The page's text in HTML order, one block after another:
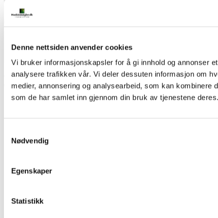
Denne nettsiden anvender cookies
Vi bruker informasjonskapsler for å gi innhold og annonser
analysere trafikken vår. Vi deler dessuten informasjon om
medier, annonsering og analysearbeid, som kan
som de har samlet inn gjennom din bruk av tjenestene
Nødvendig
Egenskaper
Statistikk
4030 1212
bth@maskinmaegler.dk